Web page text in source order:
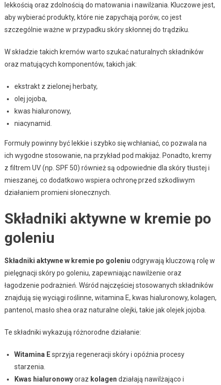
lekkością oraz zdolnością do matowania i nawilżania. Kluczowe jest,
aby wybierać produkty, które nie zapychają porów, co jest
szczególnie ważne w przypadku skóry skłonnej do trądziku.
W składzie takich kremów warto szukać naturalnych składników
oraz matujących komponentów, takich jak:
ekstrakt z zielonej herbaty,
olej jojoba,
kwas hialuronowy,
niacynamid.
Formuły powinny być lekkie i szybko się wchłaniać, co pozwala na
ich wygodne stosowanie, na przykład pod makijaż. Ponadto, kremy
z filtrem UV (np. SPF 50) również są odpowiednie dla skóry tłustej i
mieszanej, co dodatkowo wspiera ochronę przed szkodliwym
działaniem promieni słonecznych.
Składniki aktywne w kremie po
goleniu
Składniki aktywne w kremie po goleniu odgrywają kluczową rolę w
pielęgnacji skóry po goleniu, zapewniając nawilżenie oraz
łagodzenie podrażnień. Wśród najczęściej stosowanych składników
znajdują się wyciągi roślinne, witamina E, kwas hialuronowy, kolagen,
pantenol, masło shea oraz naturalne olejki, takie jak olejek jojoba.
Te składniki wykazują różnorodne działanie:
Witamina Esprzyja regeneracji skóry i opóźnia procesy
starzenia.
Kwas hialuronowyoraz kolagen działają nawilżająco i